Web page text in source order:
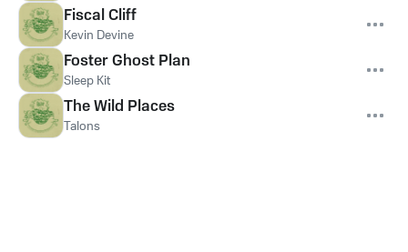
Fiscal Cliff
Kevin Devine
Foster Ghost Plan
Sleep Kit
The Wild Places
Talons